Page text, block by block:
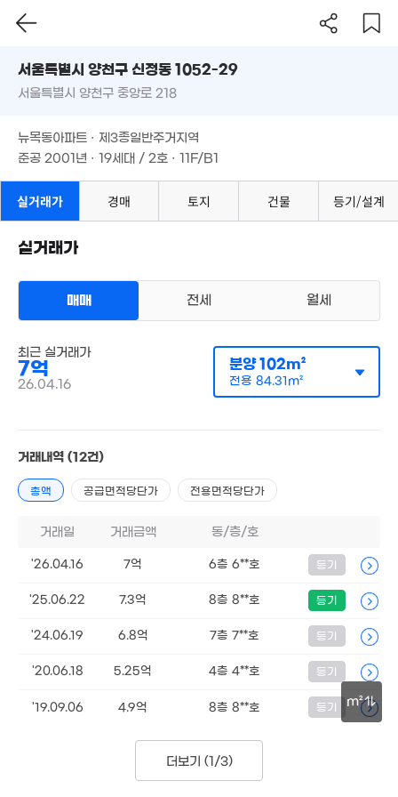
83억
'26. 05
억
전용84m²
3.7억
11.3억
8.2억
'06. 03
필터 매물 탐색
서울시 양천구 신정동 1052-29
준공 2001년 · 19세대 / 2호 · 11F/B1
m²
서울특별시 양천구 신정동 1052-29
서울특별시 양천구 중앙로 218
뉴목동아파트 · 제3종일반주거지역
준공 2001년 · 19세대 / 2호 · 11F/B1
실거래가 경매 토지 건물 등기/설계
실거래가
매매 전세 월세
최근 실거래가
7억
26.04.16
분양102m²
전용 84.31m²
거래내역 (12건)
총액 공급면적당단가 전용면적당단가
거래일 거래금액 동/층/호
'26.04.16 7억 6층 6**호 등기
'25.06.22 7.3억 8층 8**호 등기
'24.06.19 6.8억 7층 7**호 등기
'20.06.18 5.25억 4층 4**호 등기
'19.09.06 4.9억 8층 8**호 등기
더보기 (1/3)